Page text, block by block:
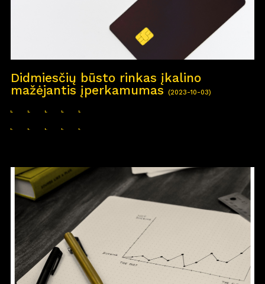
Didmiesčių būsto rinkas įkalino
mažėjantis įperkamumas (2023-10-03)